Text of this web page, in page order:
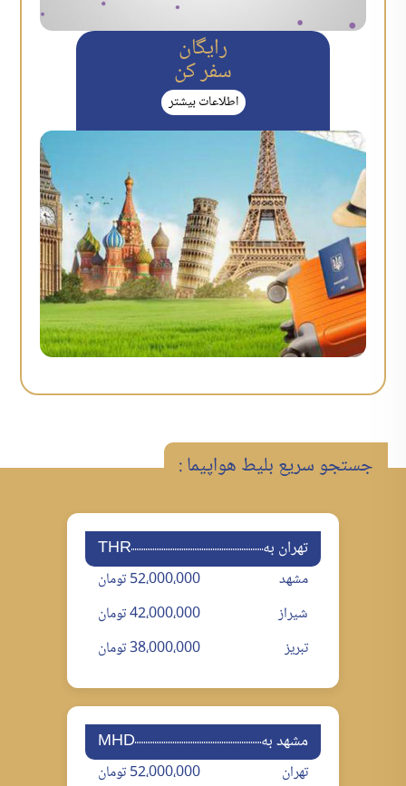
رایگان
سفر کن
اطلاعات بیشتر
جستجو سریع بلیط هواپیما :
تهران به THR
مشهد
52،000،000 تومان
شیراز
42،000،000 تومان
تبریز
38،000،000 تومان
مشهد به MHD
تهران
52،000،000 تومان